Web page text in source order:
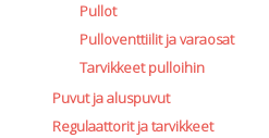
Pullot
Pulloventtiilit ja varaosat
Tarvikkeet pulloihin
Puvut ja aluspuvut
Regulaattorit ja tarvikkeet